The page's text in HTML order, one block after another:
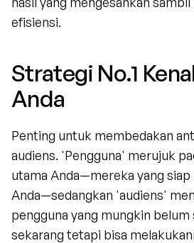
efisiensi.
Strategi No.1
Anda
Penting untuk membedakan
audiens. 'Pengguna' merujuk
utama Anda—mereka yang
Anda—sedangkan 'audiens'
pengguna yang mungkin
sekarang tetapi bisa